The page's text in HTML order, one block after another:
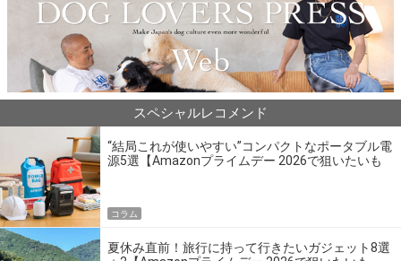
スペシャルレコメンド
“結局これが使いやすい”コンパクトなポータブル電
源5選【Amazonプライムデー 2026で狙いたいも
コラム
夏休み直前！旅行に持って行きたいガジェット8選